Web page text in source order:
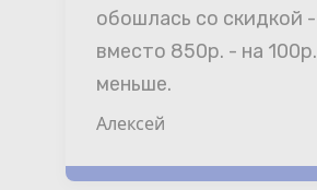
обошлась со скидкой -
вместо 850р. - на 100р.
меньше.
Алексей